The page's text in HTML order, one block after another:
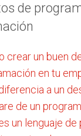
de
crear un buen
en tu
a un
de un
un lenguaje